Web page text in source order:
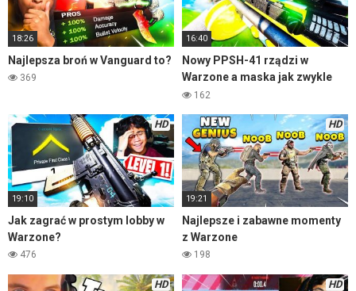
18:26
Najlepsza broń w Vanguard to?
369
16:40
Nowy PPSH-41 rządzi w
Warzone a maska jak zwykle
przeszkadza
162
HD
19:10
Jak zagrać w prostym lobby w
Warzone?
476
HD
19:21
Najlepsze i zabawne momenty
z Warzone
198
HD HD